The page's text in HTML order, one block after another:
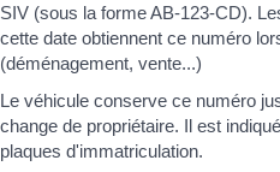
SIV (sous la forme AB-123-CD).
cette date obtiennent ce numéro
(déménagement, vente...)
Le véhicule conserve ce numéro
change de propriétaire. Il est
plaques d'immatriculation.